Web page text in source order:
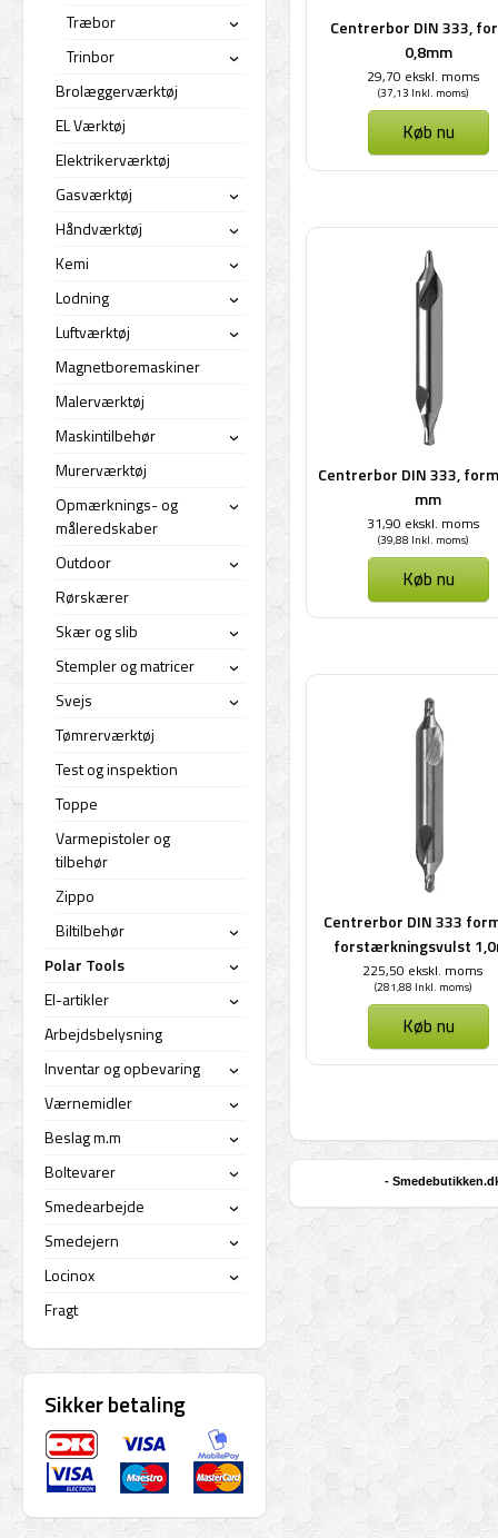
Centrerbor DIN 333,
0,8mm
29,70 ekskl. moms
(37,13 Inkl. moms)
Køb nu
Centrerbor DIN 333,
mm
31,90 ekskl. moms
(39,88 Inkl. moms)
Køb nu
Centrerbor DIN 333
forstærkningsvulst
225,50 ekskl. moms
(281,88 Inkl. moms)
Køb nu
-
Træbor ›
Trinbor ›
Brolæggerværktøj
EL Værktøj
Elektrikerværktøj
Gasværktøj
›
Håndværktøj ›
Kemi ›
Lodning ›
Luftværktøj ›
Magnetboremaskiner
Malerværktøj
Maskintilbehør
›
Murerværktøj
Opmærknings- og
måleredskaber
›
Outdoor ›
Rørskærer
Skær og slib
›
Stempler og matricer ›
Svejs ›
Tømrerværktøj
Test og inspektion
Toppe
Varmepistoler og
tilbehør
Zippo
Biltilbehør
›
Polar Tools ›
El-artikler ›
Arbejdsbelysning
Inventar og opbevaring
›
Værnemidler ›
Beslag m.m ›
Boltevarer ›
Smedearbejde ›
Smedejern ›
Locinox ›
Fragt
Sikker betaling